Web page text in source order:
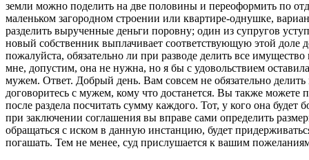
земли можно поделить на две половины и переоформить по
маленьком загородном строении или квартире-однушке,
разделить вырученные деньги поровну; один из супругов
новый собственник выплачивает соответствующую этой
пожалуйста, обязательно ли при разводе делить все
мне, допустим, она не нужна, но я бы с удовольствием
мужем. Ответ. Добрый день. Вам совсем не обязательно
договоритесь с мужем, кому что достанется. Вы также можете
после раздела посчитать сумму каждого. Тот, у кого она
при заключении соглашения вы вправе сами определить
обращаться с иском в данную инстанцию, будет
погашать. Тем не менее, суд прислушается к вашим